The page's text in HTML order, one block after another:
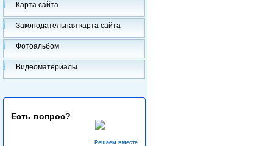
Карта сайта
Законодательная карта сайта
Фотоальбом
Видеоматериалы
Есть вопрос?
Решаем вместе